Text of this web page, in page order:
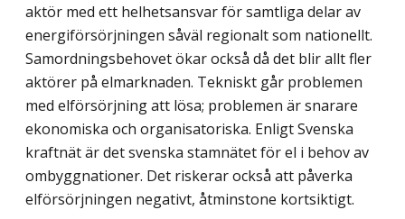
aktör med ett helhetsansvar för samtliga delar av
energi­försörjningen såväl regionalt som nationellt.
Samordningsbehovet ökar också då det blir allt fler
aktörer på elmarknaden. Tekniskt går problemen
med elförsörjning att lösa; problemen är snarare
ekonomiska och organisatoriska. Enligt Svenska
kraftnät är det svenska stamnätet för el i behov av
ombyggnationer. Det riskerar också att påverka
elförsörjningen negativt, åtminstone kortsiktigt.